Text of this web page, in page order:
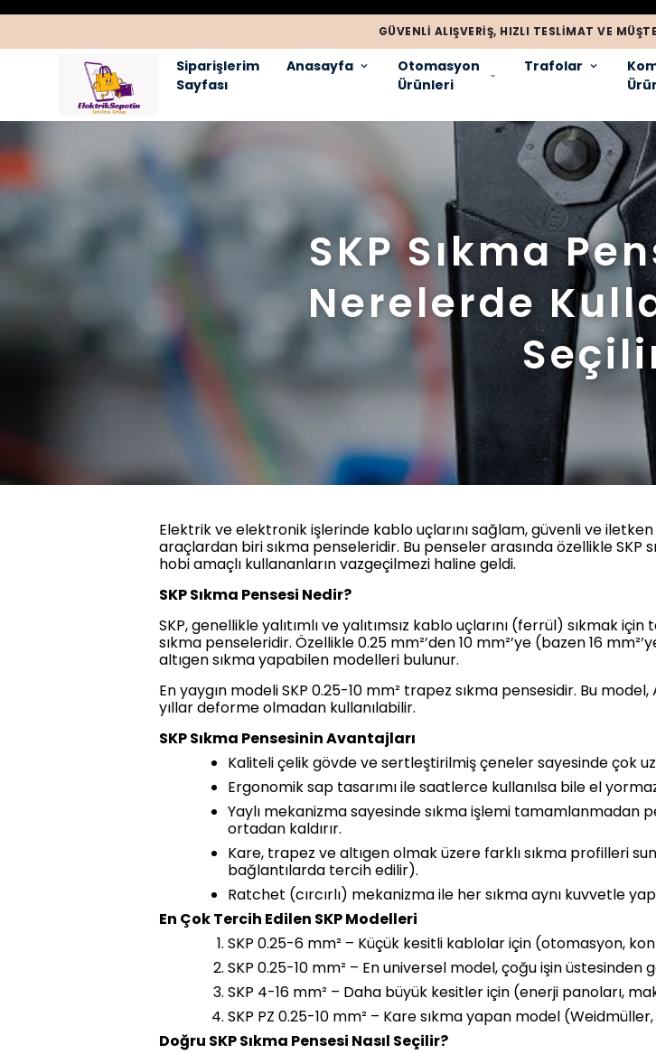
GÜVENLI ALIŞVERIŞ, HIZLI TESLIMAT VE
Siparişlerim
Sayfası
Anasayfa
Otomasyon
Ürünleri
Trafolar
SKP Sıkma
Nerelerde
Elektrik ve elektronik işlerinde kablo uçlarını sağlam, güvenli ve
araçlardan biri sıkma penseleridir. Bu penseler arasında özellikle
hobi amaçlı kullananların vazgeçilmezi haline geldi.
SKP Sıkma Pensesi Nedir?
SKP, genellikle yalıtımlı ve yalıtımsız kablo uçlarını (ferrül) sıkmak
sıkma penseleridir. Özellikle 0.25 mm²’den 10 mm²’ye (bazen 16
altıgen sıkma yapabilen modelleri bulunur.
En yaygın modeli SKP 0.25-10 mm² trapez sıkma pensesidir. Bu
yıllar deforme olmadan kullanılabilir.
SKP Sıkma Pensesinin Avantajları
Kaliteli çelik gövde ve sertleştirilmiş çeneler sayesinde çok
Ergonomik sap tasarımı ile saatlerce kullanılsa bile el
Yaylı mekanizma sayesinde sıkma işlemi tamamlanmadan
ortadan kaldırır.
Kare, trapez ve altıgen olmak üzere farklı sıkma profilleri
bağlantılarda tercih edilir).
Ratchet (cırcırlı) mekanizma ile her sıkma aynı kuvvetle
En Çok Tercih Edilen SKP Modelleri
SKP 0.25-6 mm² – Küçük kesitli kablolar için (otomasyon,
SKP 0.25-10 mm² – En universel model, çoğu işin üstesinden
SKP 4-16 mm² – Daha büyük kesitler için (enerji panoları,
SKP PZ 0.25-10 mm² – Kare sıkma yapan model
Doğru SKP Sıkma Pensesi Nasıl Seçilir?